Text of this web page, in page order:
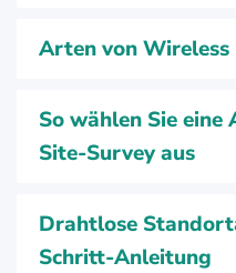
Arten von Wireless
So wählen Sie
Site-Survey aus
Drahtlose
Schritt-Anleitung